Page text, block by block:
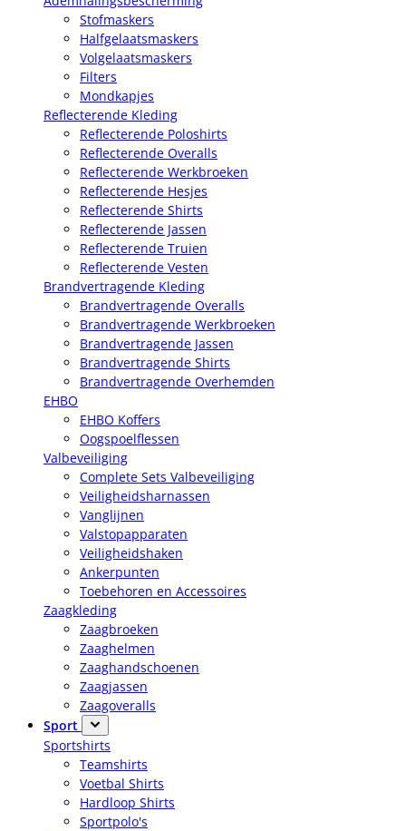
Stofmaskers
Halfgelaatsmaskers
Volgelaatsmaskers
Filters
Mondkapjes
Reflecterende Kleding
Reflecterende Poloshirts
Reflecterende Overalls
Reflecterende Werkbroeken
Reflecterende Hesjes
Reflecterende Shirts
Reflecterende Jassen
Reflecterende Truien
Reflecterende Vesten
Brandvertragende Kleding
Brandvertragende Overalls
Brandvertragende Werkbroeken
Brandvertragende Jassen
Brandvertragende Shirts
Brandvertragende Overhemden
EHBO
EHBO Koffers
Oogspoelflessen
Valbeveiliging
Complete Sets Valbeveiliging
Veiligheidsharnassen
Vanglijnen
Valstopapparaten
Veiligheidshaken
Ankerpunten
Toebehoren en Accessoires
Zaagkleding
Zaagbroeken
Zaaghelmen
Zaaghandschoenen
Zaagjassen
Zaagoveralls
Sport
Sportshirts
Teamshirts
Voetbal Shirts
Hardloop Shirts
Sportpolo's